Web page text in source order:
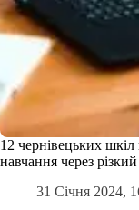
12 чернівецьких
навчання через
31 Січня 2024,